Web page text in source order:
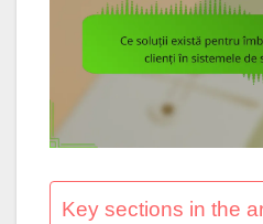
Key sections in the